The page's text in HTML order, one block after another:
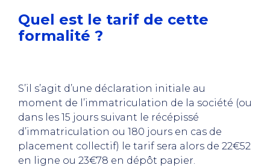
Quel est le tarif de cette
formalité ?
S’il s’agit d’une déclaration initiale au
moment de l’immatriculation de la société (ou
dans les 15 jours suivant le récépissé
d’immatriculation ou 180 jours en cas de
placement collectif) le tarif sera alors de 22€52
en ligne ou 23€78 en dépôt papier.